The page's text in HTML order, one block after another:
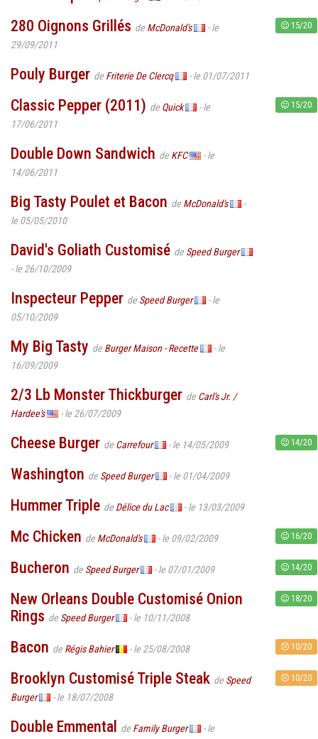
280 Oignons Grillés de McDonald's
- le
29/09/2011
15/20
Pouly Burger de Friterie De Clercq - le 01/07/2011
Classic Pepper (2011) de Quick
- le
17/06/2011
15/20
Double Down Sandwich de KFC
- le
14/06/2011
Big Tasty Poulet et Bacon de McDonald's
-
le 05/05/2010
David's Goliath Customisé de Speed Burger
- le 26/10/2009
Inspecteur Pepper de Speed Burger
- le
05/10/2009
My Big Tasty de Burger Maison - Recette
- le
16/09/2009
2/3 Lb Monster Thickburger de Carl's Jr. /
Hardee's
- le 26/07/2009
Cheese Burger de Carrefour - le 14/05/2009 14/20
Washington de Speed Burger - le 01/04/2009
Hummer Triple de Délice du Lac - le 13/03/2009
Mc Chicken de McDonald's - le 09/02/2009 16/20
Bucheron de Speed Burger - le 07/01/2009 14/20
New Orleans Double Customisé Onion
Rings de Speed Burger - le 10/11/2008
18/20
Bacon de Régis Bahier - le 25/08/2008 10/20
Brooklyn Customisé Triple Steak de Speed
Burger
- le 18/07/2008
10/20
Double Emmental de Family Burger
- le